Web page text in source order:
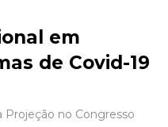
em
de Covid-19
no Congresso